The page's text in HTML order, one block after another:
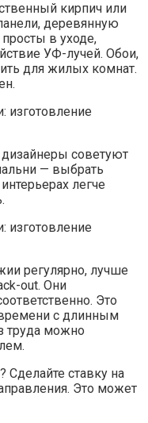
кирпич или
деревянную
в уходе,
УФ-лучей. Обои,
для жилых комнат.
советуют
— выбрать
легче
регулярно, лучше
out. Они
Это
времени с длинным
труда можно
Сделайте ставку на
Это может